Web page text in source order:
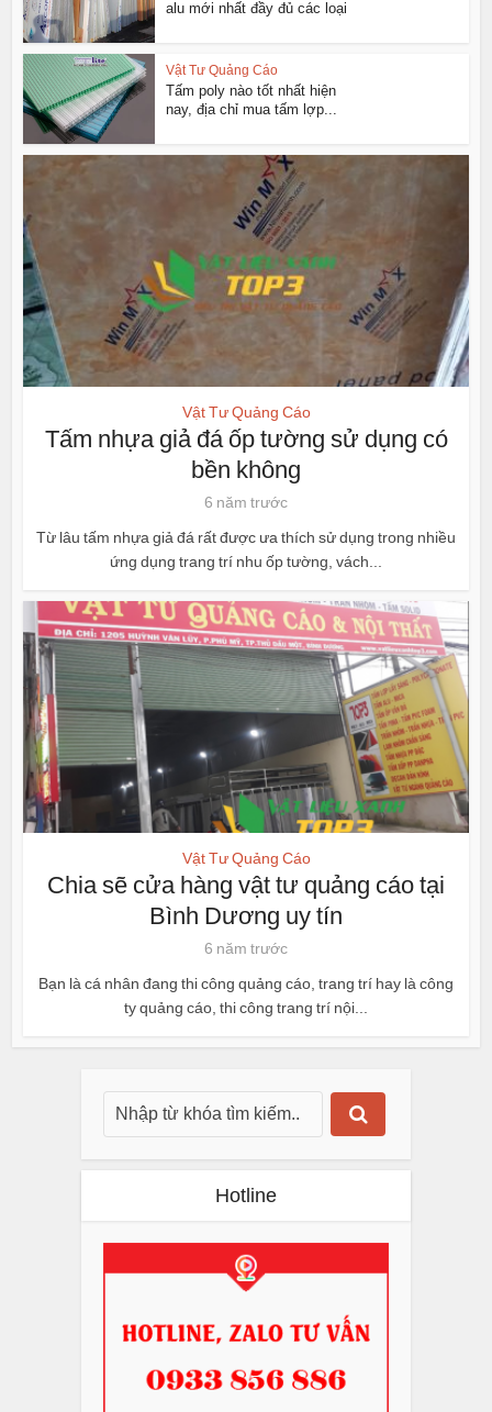
alu mới nhất đầy đủ các loại
Vật Tư Quảng Cáo
Tấm poly nào tốt nhất hiện
nay, địa chỉ mua tấm lợp...
Vật Tư Quảng Cáo
Tấm nhựa giả đá ốp tường sử dụng có
bền không
6 năm trước
Từ lâu tấm nhựa giả đá rất được ưa thích sử dụng trong nhiều
ứng dụng trang trí nhu ốp tường, vách...
Vật Tư Quảng Cáo
Chia sẽ cửa hàng vật tư quảng cáo tại
Bình Dương uy tín
6 năm trước
Bạn là cá nhân đang thi công quảng cáo, trang trí hay là công
ty quảng cáo, thi công trang trí nội...
Hotline